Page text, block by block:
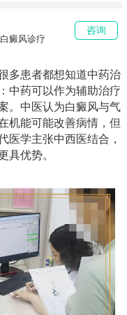
癜风诊疗
咨询
多患者都想知道中药治
中药可以作为辅助治疗
。中医认为白癜风与气
机能可能改善病情，但
医学主张中西医结合，
具优势。